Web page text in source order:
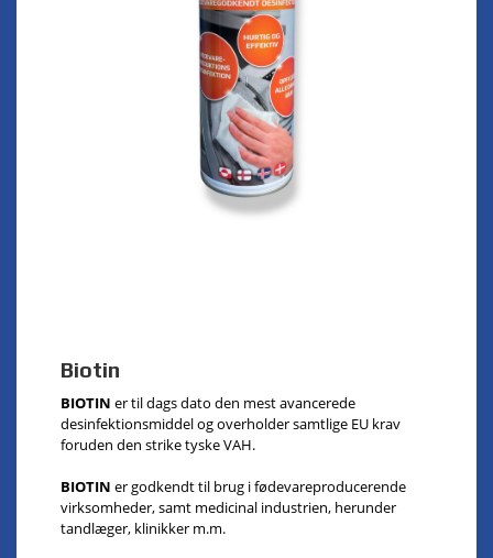
Biotin
BIOTIN er til dags dato den mest avancerede
desinfektionsmiddel og overholder samtlige EU krav
foruden den strike tyske VAH.
BIOTIN er godkendt til brug i fødevareproducerende
virksomheder, samt medicinal industrien, herunder
tandlæger, klinikker m.m.